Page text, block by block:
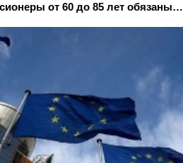
от 60 до 85 лет обязаны…